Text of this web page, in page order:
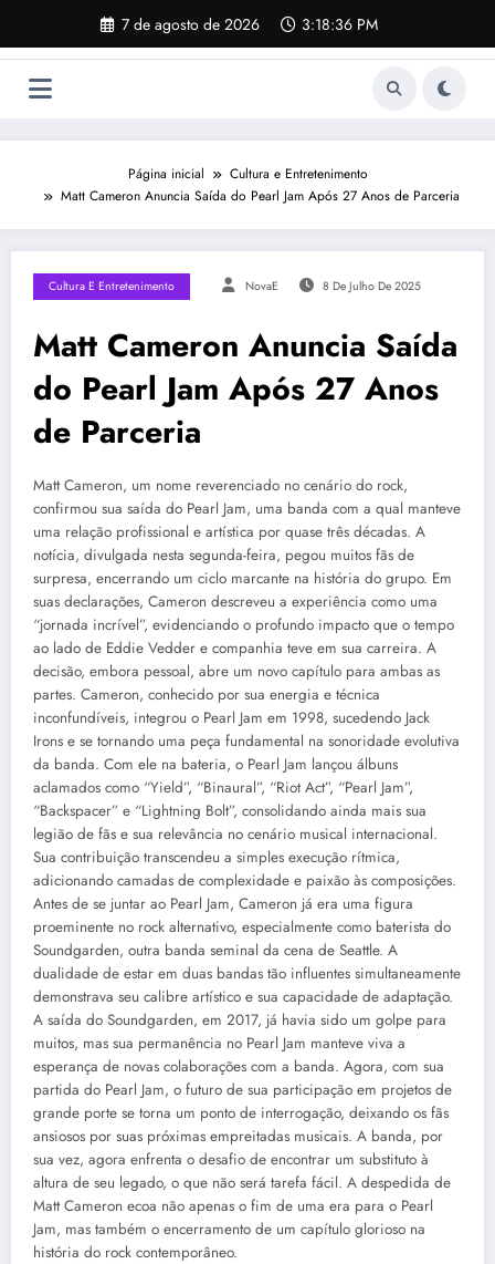
o
7 de agosto de 2026 3:18:37 PM
Página inicial
Cultura e Entretenimento
Matt Cameron Anuncia Saída do Pearl Jam Após 27 Anos de Parceria
Cultura E Entretenimento NovaE 8 De Julho De 2025
Matt Cameron Anuncia Saída
do Pearl Jam Após 27 Anos
de Parceria
Matt Cameron, um nome reverenciado no cenário do rock,
confirmou sua saída do Pearl Jam, uma banda com a qual manteve
uma relação profissional e artística por quase três décadas. A
notícia, divulgada nesta segunda-feira, pegou muitos fãs de
surpresa, encerrando um ciclo marcante na história do grupo. Em
suas declarações, Cameron descreveu a experiência como uma
“jornada incrível”, evidenciando o profundo impacto que o tempo
ao lado de Eddie Vedder e companhia teve em sua carreira. A
decisão, embora pessoal, abre um novo capítulo para ambas as
partes. Cameron, conhecido por sua energia e técnica
inconfundíveis, integrou o Pearl Jam em 1998, sucedendo Jack
Irons e se tornando uma peça fundamental na sonoridade evolutiva
da banda. Com ele na bateria, o Pearl Jam lançou álbuns
aclamados como “Yield”, “Binaural”, “Riot Act”, “Pearl Jam”,
“Backspacer” e “Lightning Bolt”, consolidando ainda mais sua
legião de fãs e sua relevância no cenário musical internacional.
Sua contribuição transcendeu a simples execução rítmica,
adicionando camadas de complexidade e paixão às composições.
Antes de se juntar ao Pearl Jam, Cameron já era uma figura
proeminente no rock alternativo, especialmente como baterista do
Soundgarden, outra banda seminal da cena de Seattle. A
dualidade de estar em duas bandas tão influentes simultaneamente
demonstrava seu calibre artístico e sua capacidade de adaptação.
A saída do Soundgarden, em 2017, já havia sido um golpe para
muitos, mas sua permanência no Pearl Jam manteve viva a
esperança de novas colaborações com a banda. Agora, com sua
partida do Pearl Jam, o futuro de sua participação em projetos de
grande porte se torna um ponto de interrogação, deixando os fãs
ansiosos por suas próximas empreitadas musicais. A banda, por
sua vez, agora enfrenta o desafio de encontrar um substituto à
altura de seu legado, o que não será tarefa fácil. A despedida de
Matt Cameron ecoa não apenas o fim de uma era para o Pearl
Jam, mas também o encerramento de um capítulo glorioso na
história do rock contemporâneo.